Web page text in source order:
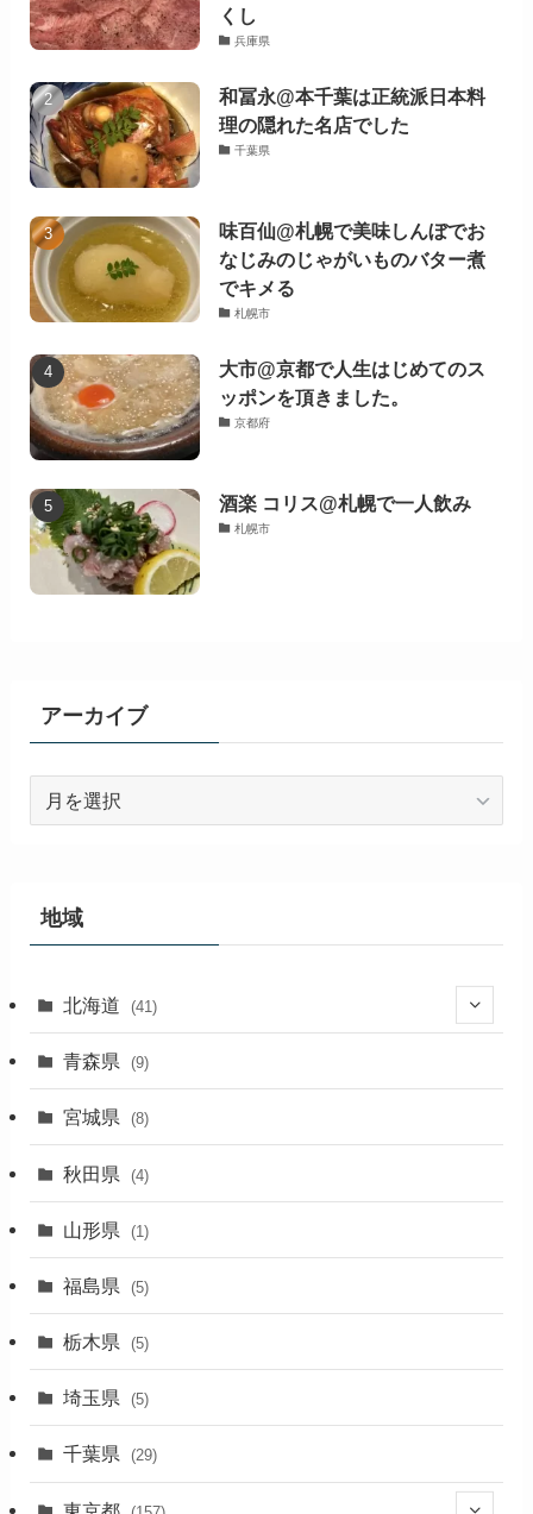
くし
兵庫県
和冨永@本千葉は正統派日本料
理の隠れた名店でした
千葉県
味百仙@札幌で美味しんぼでお
なじみのじゃがいものバター煮
でキメる
札幌市
大市@京都で人生はじめてのス
ッポンを頂きました。
京都府
酒楽 コリス@札幌で一人飲み
札幌市
アーカイブ
ブ
地域
北海道 (41)
(27)
(2)
(1)
(1)
(3)
青森県 (9)
宮城県 (8)
秋田県 (4)
山形県 (1)
福島県 (5)
栃木県 (5)
埼玉県 (5)
千葉県 (29)